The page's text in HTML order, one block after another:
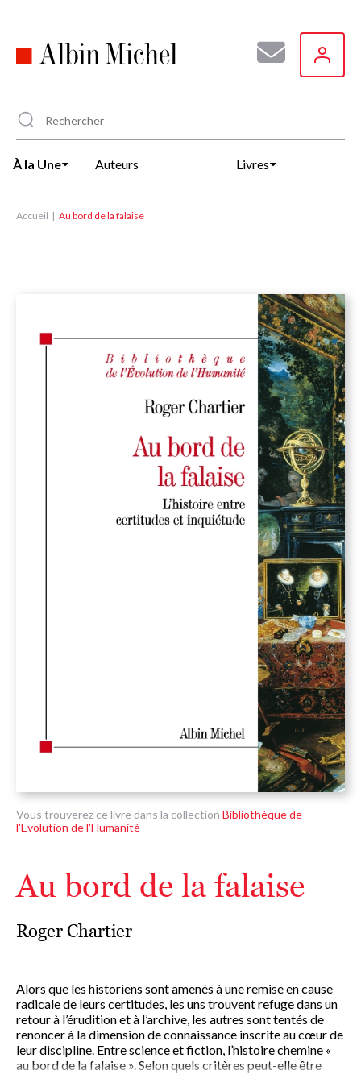
principal
À la Une Auteurs Livres
Accueil Au bord de la falaise
Vous trouverez ce livre dans la collection Bibliothèque de
l'Evolution de l'Humanité
Au bord de la falaise
Roger Chartier
Alors que les historiens sont amenés à une remise en cause
radicale de leurs certitudes, les uns trouvent refuge dans un
retour à l’érudition et à l’archive, les autres sont tentés de
renoncer à la dimension de connaissance inscrite au cœur de
leur discipline. Entre science et fiction, l’histoire chemine «
au bord de la falaise ». Selon quels critères peut-elle être